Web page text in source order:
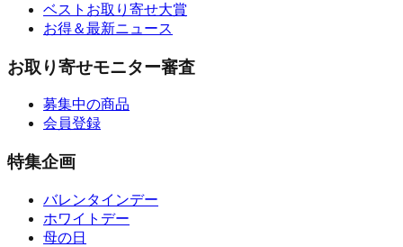
ベストお取り寄せ大賞
お得＆最新ニュース
お取り寄せモニター審査
募集中の商品
会員登録
特集企画
バレンタインデー
ホワイトデー
母の日